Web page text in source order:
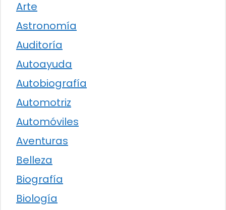
Arte
Astronomía
Auditoría
Autoayuda
Autobiografía
Automotriz
Automóviles
Aventuras
Belleza
Biografía
Biología